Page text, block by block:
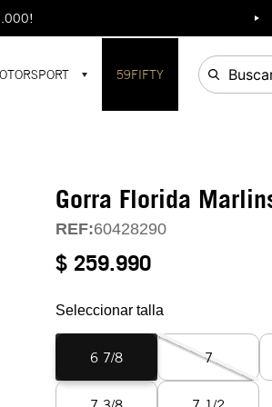
de New Era en Colombia!
59FIFTY
Gorra Florida
REF:60428290
$ 259.990
Seleccionar talla
6 7/8 7